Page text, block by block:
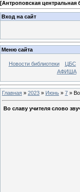
[Антроповская
Вход на сайт
Меню сайта
Новости библиотеки ЦБС
АФИША
Главная » 2023 » Июнь » 7 »
Во славу учителя слово